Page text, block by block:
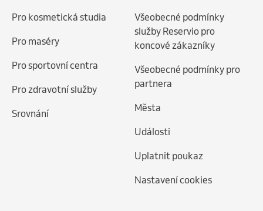
Pro kosmetická studia
Pro maséry
Pro sportovní centra
Pro zdravotní služby
Srovnání
Všeobecné podmínky
služby Reservio pro
koncové zákazníky
Všeobecné podmínky pro
partnera
Města
Události
Uplatnit poukaz
Nastavení cookies